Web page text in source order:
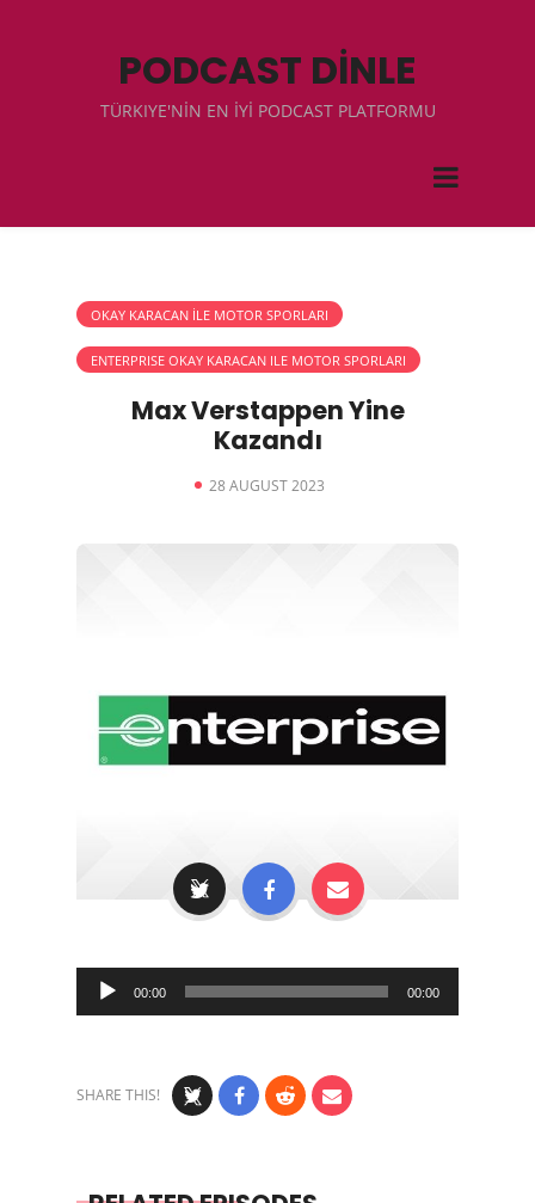
PODCAST DİNLE
TÜRKIYE'NİN EN İYİ PODCAST PLATFORMU
OKAY KARACAN İLE MOTOR SPORLARI
ENTERPRISE OKAY KARACAN ILE MOTOR SPORLARI
Max Verstappen Yine
Kazandı
28 AUGUST 2023
Audio
Player
00:00 00:00
SHARE THIS!